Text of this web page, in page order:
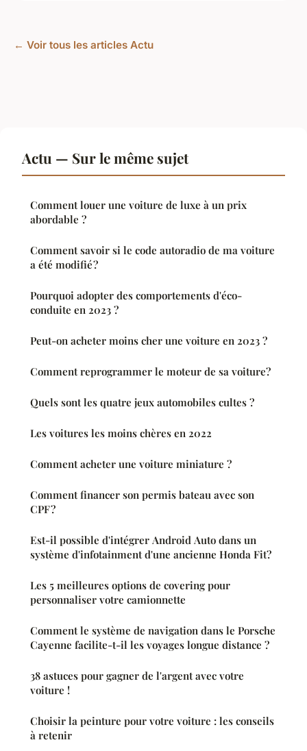
← Voir tous les articles Actu
Actu — Sur le même sujet
Comment louer une voiture de luxe à un prix
abordable ?
Comment savoir si le code autoradio de ma voiture
a été modifié ?
Pourquoi adopter des comportements d'éco-
conduite en 2023 ?
Peut-on acheter moins cher une voiture en 2023 ?
Comment reprogrammer le moteur de sa voiture?
Quels sont les quatre jeux automobiles cultes ?
Les voitures les moins chères en 2022
Comment acheter une voiture miniature ?
Comment financer son permis bateau avec son
CPF ?
Est-il possible d'intégrer Android Auto dans un
système d'infotainment d'une ancienne Honda Fit?
Les 5 meilleures options de covering pour
personnaliser votre camionnette
Comment le système de navigation dans le Porsche
Cayenne facilite-t-il les voyages longue distance ?
38 astuces pour gagner de l'argent avec votre
voiture !
Choisir la peinture pour votre voiture : les conseils
à retenir